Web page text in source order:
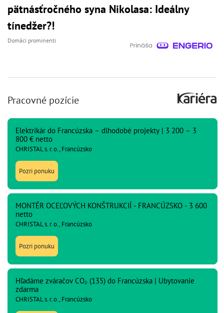
pätnásťročného syna Nikolasa: Ideálny
tínedžer?!
Domáci prominenti
Pracovné pozície
Elektrikár do Francúzska – dlhodobé projekty | 3 200 – 3
800 € netto
CHRISTAL s. r. o., Francúzsko
Pozri ponuku
MONTÉR OCEĽOVÝCH KONŠTRUKCIÍ - FRANCÚZSKO - 3 600
netto
CHRISTAL s. r. o., Francúzsko
Pozri ponuku
Hľadáme zváračov CO₂ (135) do Francúzska | Ubytovanie
zdarma
CHRISTAL s. r. o., Francúzsko